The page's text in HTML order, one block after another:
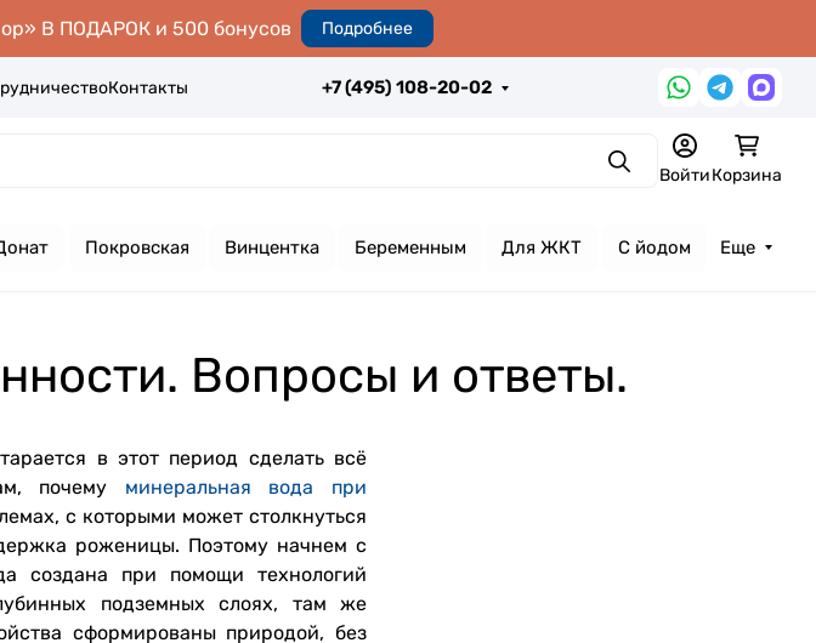
В ПОДАРОК и 500 бонусов Подробнее
Контакты +7 (495) 108-20-02
ПоискВойтиКорзина
Покровская Винцентка Беременным Для ЖКТ С йодом Еще
Вопросы и ответы.
в этот период сделать всё
почему минеральная вода при
с которыми может столкнуться
роженицы. Поэтому начнем с
создана при помощи технологий
подземных слоях, там же
сформированы природой, без